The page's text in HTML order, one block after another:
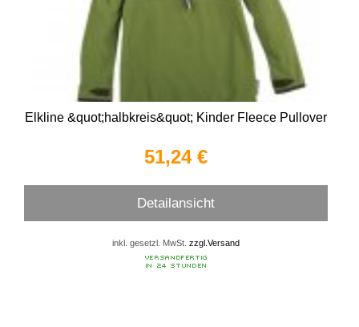
Elkline &quot;halbkreis&quot; Kinder Fleece Pullover
51,24 €
Detailansicht
inkl. gesetzl. MwSt.zzgl.Versand